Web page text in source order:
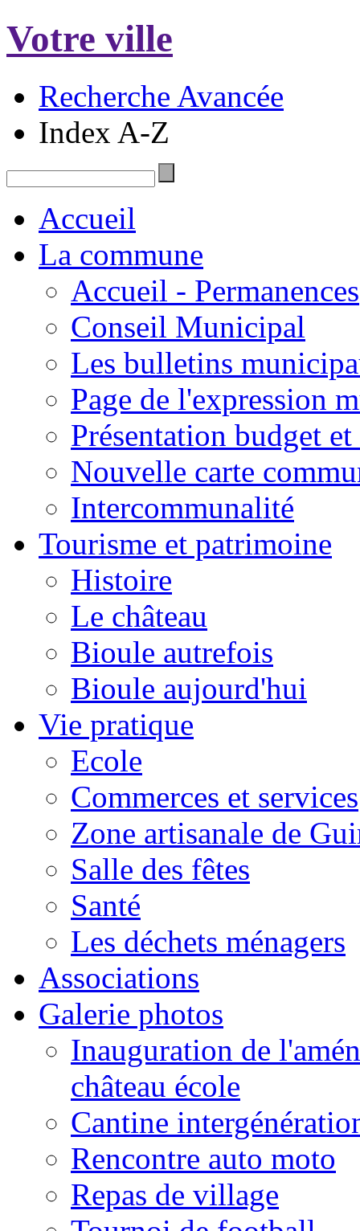
Votre ville
Recherche Avancée
Index A-Z
Accueil
La commune
Accueil - Permanences
Conseil Municipal
Les bulletins
Page de l'expression
Présentation budget
Nouvelle carte
Intercommunalité
Tourisme et patrimoine
Histoire
Le château
Bioule autrefois
Bioule aujourd'hui
Vie pratique
Ecole
Commerces et services
Zone artisanale de
Salle des fêtes
Santé
Les déchets ménagers
Associations
Galerie photos
Inauguration de
château école
Cantine
Rencontre auto moto
Repas de village